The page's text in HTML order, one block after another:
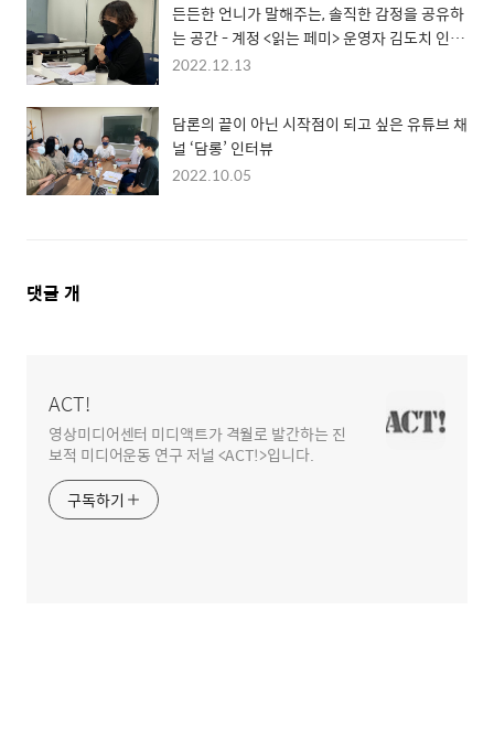
든든한 언니가 말해주는, 솔직한 감정을 공유하
는 공간 - 계정 <읽는 페미> 운영자 김도치 인터
뷰
2022.12.13
담론의 끝이 아닌 시작점이 되고 싶은 유튜브 채
널 ‘담롱’ 인터뷰
2022.10.05
댓
댓글 개
ACT!
영상미디어센터 미디액트가 격월로 발간하는 진
보적 미디어운동 연구 저널 <ACT!>입니다.
구독하기